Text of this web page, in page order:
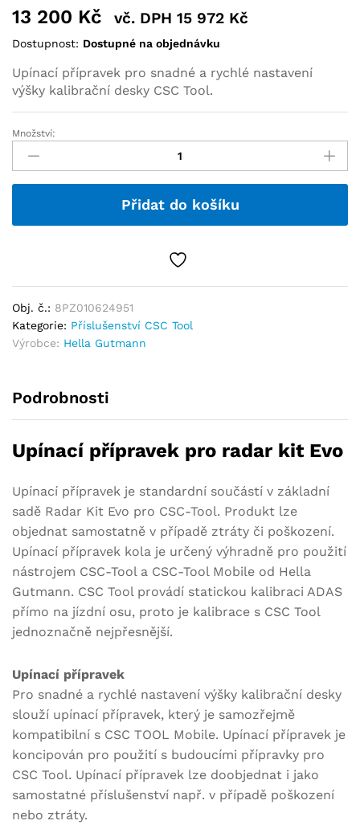
13 200 Kč vč. DPH 15 972 Kč
Dostupnost: Dostupné na objednávku
Upínací přípravek pro snadné a rychlé nastavení
výšky kalibrační desky CSC Tool.
Množství:
Přidat do košíku
Obj. č.: 8PZ010624951
Kategorie: Příslušenství CSC Tool
Výrobce: Hella Gutmann
Podrobnosti
Upínací přípravek pro radar kit Evo
Upínací přípravek je standardní součástí v základní
sadě Radar Kit Evo pro CSC-Tool. Produkt lze
objednat samostatně v případě ztráty či poškození.
Upínací přípravek kola je určený výhradně pro použití
nástrojem CSC-Tool a CSC-Tool Mobile od Hella
Gutmann. CSC Tool provádí statickou kalibraci ADAS
přímo na jízdní osu, proto je kalibrace s CSC Tool
jednoznačně nejpřesnější.
Upínací přípravek
Pro snadné a rychlé nastavení výšky kalibrační desky
slouží upínací přípravek, který je samozřejmě
kompatibilní s CSC TOOL Mobile. Upínací přípravek je
koncipován pro použití s budoucími přípravky pro
CSC Tool. Upínací přípravek lze doobjednat i jako
samostatné příslušenství např. v případě poškození
nebo ztráty.